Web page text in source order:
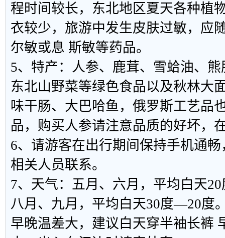
程时间较长，东北地区夏天各种植
衣较少，旅游中发生皮肤过敏，应
尔敏或息 斯敏等药品。
5、特产：人参、鹿茸、雪蛤油、
东北山野菜等绿色食品以及秋林大
味干肠、大巴哈鱼，俄罗斯工艺品
品，购买人参请注意品质的好坏，
6、请游客在出行期间保持手机通
相关人员联系。
7、天气：五月、六月，平均白天
八月、九月，平均白天30度—20度
早晚温差大，建议白天穿半袖长裤